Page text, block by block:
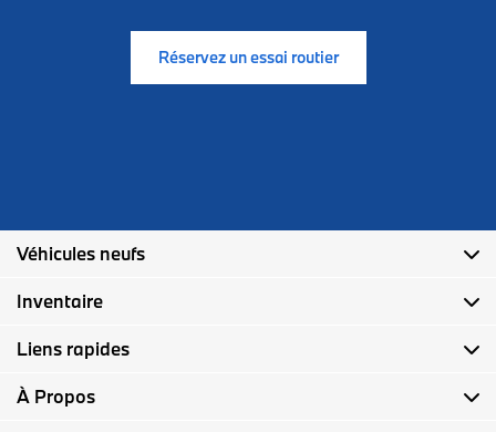
Réservez un essai routier
Véhicules neufs
Inventaire
Liens rapides
À Propos